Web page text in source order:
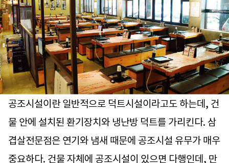
공조시설이란 일반적으로 덕트시설이라고도 하는데, 건
물 안에 설치된 환기장치와 냉난방 덕트를 가리킨다. 삼
겹살전문점은 연기와 냄새 때문에 공조시설 유무가 매우
중요하다. 건물 자체에 공조시설이 있으면 다행인데, 만